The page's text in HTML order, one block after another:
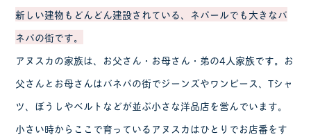
新しい建物もどんどん建設されている、ネパールでも大きなバ
ネパの街です。
アヌスカの家族は、お父さん・お母さん・弟の4人家族です。お
父さんとお母さんはバネパの街でジーンズやワンピース、Tシャ
ツ、ぼうしやベルトなどが並ぶ小さな洋品店を営んでいます。
小さい時からここで育っているアヌスカはひとりでお店番をす